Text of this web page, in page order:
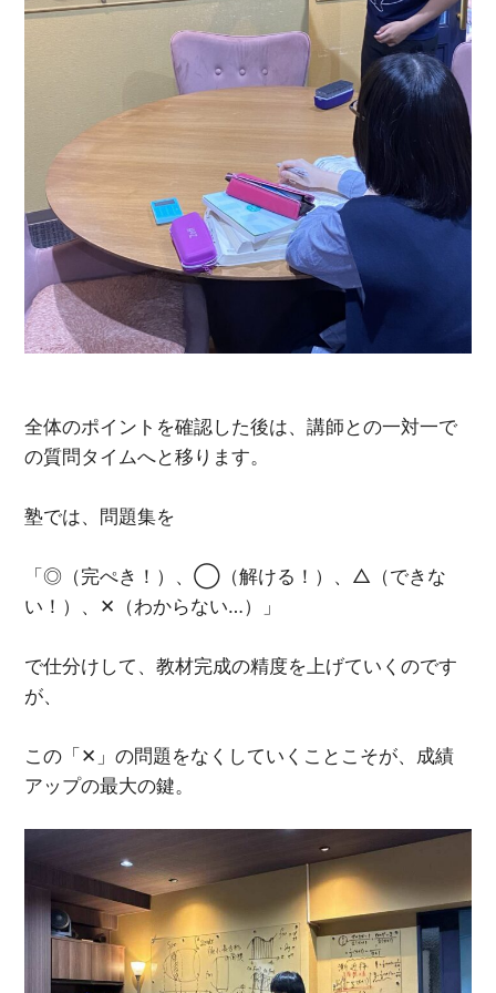
全体のポイントを確認した後は、講師との一対一で
の質問タイムへと移ります。
塾では、問題集を
「◎（完ぺき！）、◯（解ける！）、△（できな
い！）、✕（わからない…）」
で仕分けして、教材完成の精度を上げていくのです
が、
この「✕」の問題をなくしていくことこそが、成績
アップの最大の鍵。